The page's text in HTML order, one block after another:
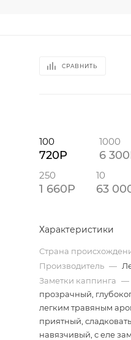
СРАВНИТЬ
100
720P
1000
6
250
1 660P
10
63
Характеристики
Страна
Производитель —
Заметки каппинга —
прозрачный,
легким травяным
приятный,
навязчивый, с еле